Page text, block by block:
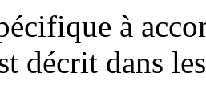
à
décrit dans